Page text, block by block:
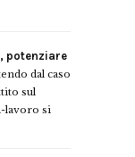
potenziare
dal caso
sul
lavoro si